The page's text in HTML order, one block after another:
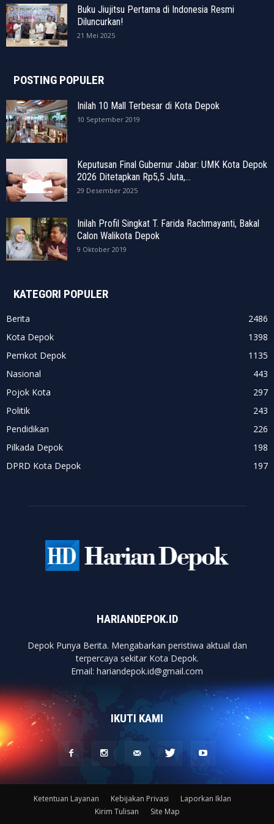
Buku Jiujitsu Pertama di Indonesia Resmi
Diluncurkan!
21 Mei 2025
POSTING POPULER
Inilah 10 Mall Terbesar di Kota Depok
10 September 2019
Keputusan Final Gubernur Jabar: UMK Kota Depok
2026 Ditetapkan Rp5,5 Juta,...
29 Desember 2025
Inilah Profil Singkat T. Farida Rachmayanti, Bakal
Calon Walikota Depok
9 Oktober 2019
KATEGORI POPULER
Berita
2486
Kota Depok
1398
Pemkot Depok
1135
Nasional
443
Pojok Kota
297
Politik
243
Pendidikan
226
Pilkada Depok
198
DPRD Kota Depok
197
HARIANDEPOK.ID
Depok Punya Berita. Mengabarkan peristiwa aktual dan
terpercaya sekitar Kota Depok.
Email: hariandepok.id@gmail.com
IKUTI KAMI
Ketentuan Layanan Kebijakan Privasi
Laporkan Iklan
Kirim Tulisan
Site Map